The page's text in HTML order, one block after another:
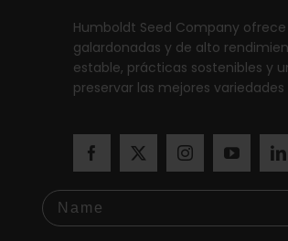
Humboldt Seed Company
galardonadas y de alto
estable, prácticas sostenibles y
preservar las mejores
Name